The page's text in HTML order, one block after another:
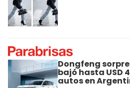
Dongfeng
bajó hasta USD
autos en